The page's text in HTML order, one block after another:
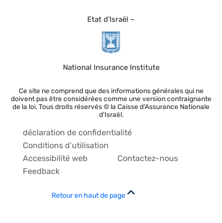
Etat d’Israël –
National Insurance Institute
Ce site ne comprend que des informations générales qui ne
doivent pas être considérées comme une version contraignante
de la loi. Tous droits réservés © la Caisse d'Assurance Nationale
d'Israël.
déclaration de confidentialité
Conditions d’utilisation
Accessibilité web
Contactez-nous
Feedback
Retour en haut de page